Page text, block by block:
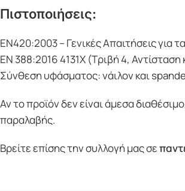
Πιστοποιήσεις:
EN420:2003 – Γενικές Απαιτήσεις για
EN 388:2016 4131Χ (Τριβή 4, Αντίσταση
Σύνθεση υφάσματος: νάιλον και
Αν το προϊόν δεν είναι άμεσα
παραλαβής.
Βρείτε επίσης την συλλογή μας σε